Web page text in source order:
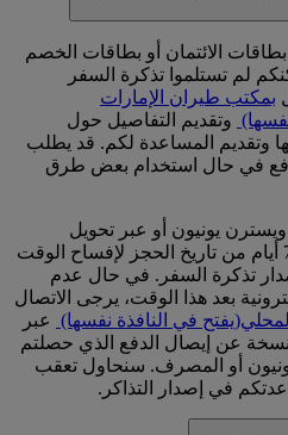
الائتمان أو بطاقات الخصم
لم تستلموا تذكرة السفر
بمكتب طيران الإمارات
وتقديم التفاصيل حول
وتقديم المساعدة لكم. قد يطلب
في حال استخدام بعض طرق
يونيون أو عبر تحويل
مصرفي، يرجى الانتظار 7 أيام من تاريخ الحجز لإفساح الوقت
تذكرة السفر. في حال عدم
بعد هذا الوقت، يرجى الاتصال
(يفتح في النافذة نفسها) عبر
نسخة عن إيصال الدفع الذي حصلتم
أو المصرف. سنحاول تعقب
في إصدار التذاكر.